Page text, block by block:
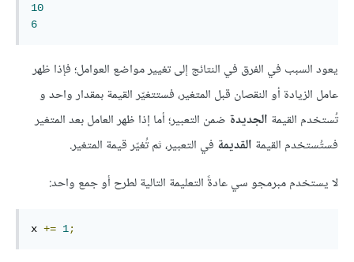
10
6
يعود السبب في الفرق في النتائج إلى تغيير مواضع العوامل؛ فإذا ظهر
عامل الزيادة أو النقصان قبل المتغير، فستتغيّر القيمة بمقدار واحد و
تُستخدم القيمة الجديدة ضمن التعبير؛ أما إذا ظهر العامل بعد المتغير
فستُستخدم القيمة القديمة في التعبير، ثم تُغيّر قيمة المتغير.
لا يستخدم مبرمجو سي عادةً التعليمة التالية لطرح أو جمع واحد:
x += 1;